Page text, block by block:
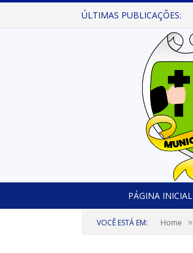
ÚLTIMAS PUBLICAÇÕES:
PÁGINA INICIAL
VOCÊ ESTÁ EM: Home »